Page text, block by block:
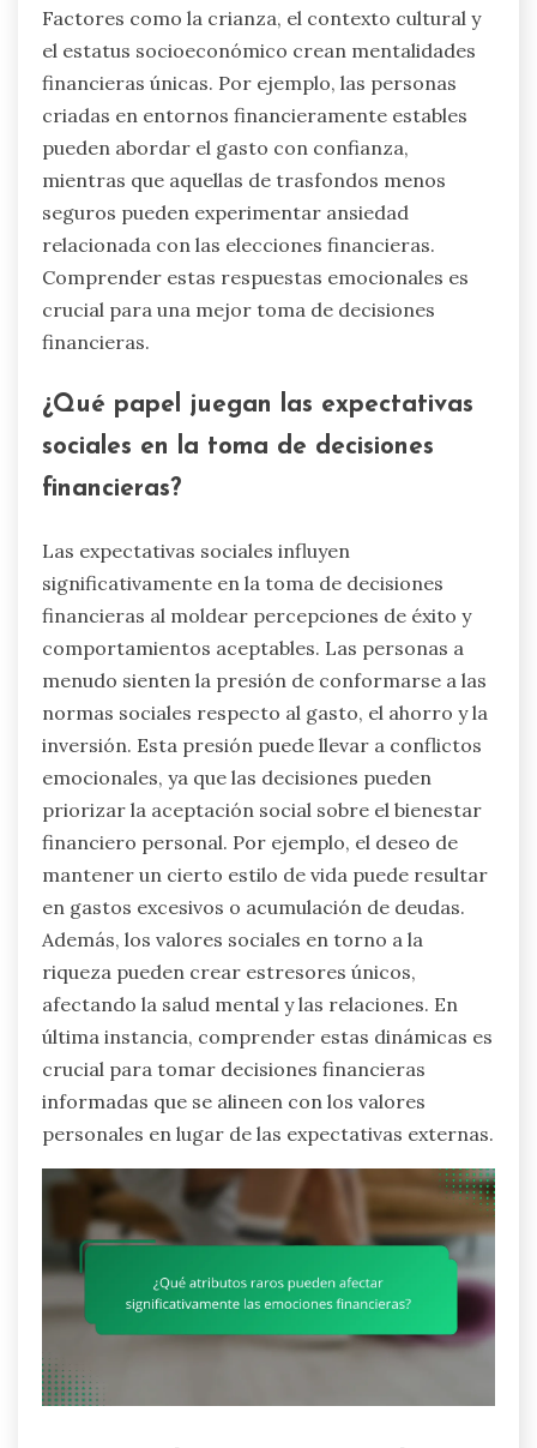
Factores como la crianza, el contexto cultural y
el estatus socioeconómico crean mentalidades
financieras únicas. Por ejemplo, las personas
criadas en entornos financieramente estables
pueden abordar el gasto con confianza,
mientras que aquellas de trasfondos menos
seguros pueden experimentar ansiedad
relacionada con las elecciones financieras.
Comprender estas respuestas emocionales es
crucial para una mejor toma de decisiones
financieras.
¿Qué papel juegan las expectativas
sociales en la toma de decisiones
financieras?
Las expectativas sociales influyen
significativamente en la toma de decisiones
financieras al moldear percepciones de éxito y
comportamientos aceptables. Las personas a
menudo sienten la presión de conformarse a las
normas sociales respecto al gasto, el ahorro y la
inversión. Esta presión puede llevar a conflictos
emocionales, ya que las decisiones pueden
priorizar la aceptación social sobre el bienestar
financiero personal. Por ejemplo, el deseo de
mantener un cierto estilo de vida puede resultar
en gastos excesivos o acumulación de deudas.
Además, los valores sociales en torno a la
riqueza pueden crear estresores únicos,
afectando la salud mental y las relaciones. En
última instancia, comprender estas dinámicas es
crucial para tomar decisiones financieras
informadas que se alineen con los valores
personales en lugar de las expectativas externas.